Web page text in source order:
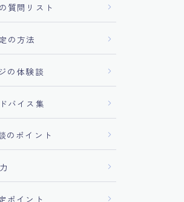
質問リスト
の方法
の体験談
バイス集
のポイント
ポイント